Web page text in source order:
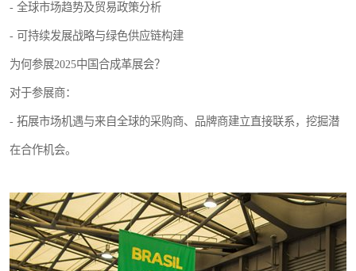
- 全球市场趋势及贸易政策分析
- 可持续发展战略与绿色供应链构建
为何参展2025中国合成革展会？
对于参展商：
- 拓展市场机遇与来自全球的采购商、品牌商建立直接联系，挖掘潜
在合作机会。